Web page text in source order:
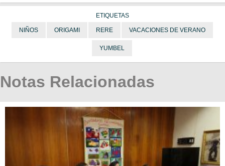
ETIQUETAS
NIÑOS ORIGAMI RERE VACACIONES DE VERANO
YUMBEL
Notas Relacionadas